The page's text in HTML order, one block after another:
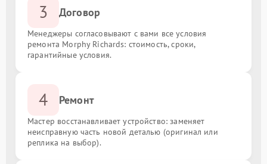
3 Договор
Менеджеры согласовывают с вами все условия
ремонта Morphy Richards: стоимость, сроки,
гарантийные условия.
4 Ремонт
Мастер восстанавливает устройство: заменяет
неисправную часть новой деталью (оригинал или
реплика на выбор).